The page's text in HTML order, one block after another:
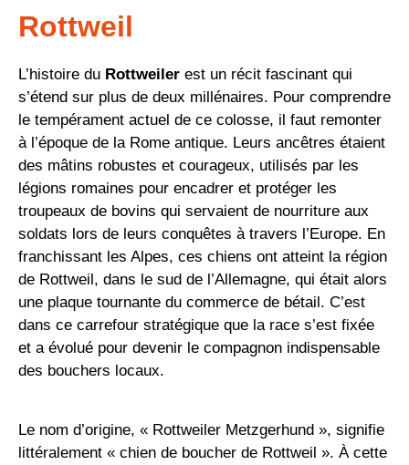
Rottweil
L’histoire du Rottweiler est un récit fascinant qui
s’étend sur plus de deux millénaires. Pour comprendre
le tempérament actuel de ce colosse, il faut remonter
à l’époque de la Rome antique. Leurs ancêtres étaient
des mâtins robustes et courageux, utilisés par les
légions romaines pour encadrer et protéger les
troupeaux de bovins qui servaient de nourriture aux
soldats lors de leurs conquêtes à travers l’Europe. En
franchissant les Alpes, ces chiens ont atteint la région
de Rottweil, dans le sud de l’Allemagne, qui était alors
une plaque tournante du commerce de bétail. C’est
dans ce carrefour stratégique que la race s’est fixée
et a évolué pour devenir le compagnon indispensable
des bouchers locaux.
Le nom d’origine, « Rottweiler Metzgerhund », signifie
littéralement « chien de boucher de Rottweil ». À cette